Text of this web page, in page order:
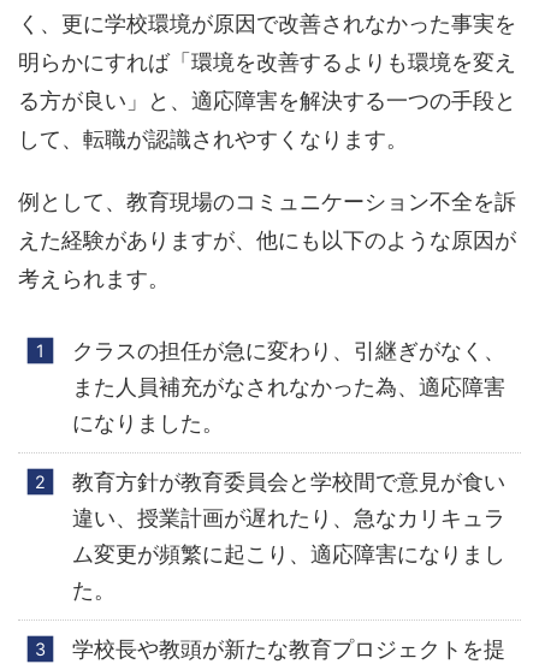
く、更に学校環境が原因で改善されなかった事実を
明らかにすれば「環境を改善するよりも環境を変え
る方が良い」と、適応障害を解決する一つの手段と
して、転職が認識されやすくなります。
例として、教育現場のコミュニケーション不全を訴
えた経験がありますが、他にも以下のような原因が
考えられます。
クラスの担任が急に変わり、引継ぎがなく、
また人員補充がなされなかった為、適応障害
になりました。
教育方針が教育委員会と学校間で意見が食い
違い、授業計画が遅れたり、急なカリキュラ
ム変更が頻繁に起こり、適応障害になりまし
た。
学校長や教頭が新たな教育プロジェクトを提